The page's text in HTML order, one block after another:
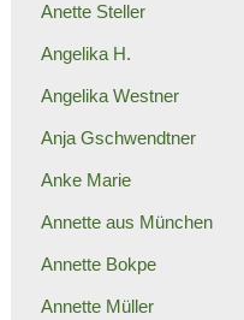
Anette Steller
Angelika H.
Angelika Westner
Anja Gschwendtner
Anke Marie
Annette aus München
Annette Bokpe
Annette Müller